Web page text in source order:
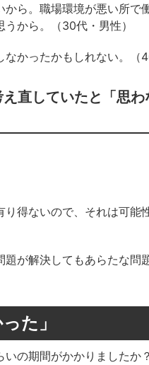
ら。職場環境が悪い所で
から。（30代・男性）
かったかもしれない。（
直していたと「思
得ないので、それは可能
が解決してもあらたな問
た」
の期間がかかりましたか